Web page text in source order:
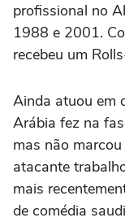
profissional no
1988 e 2001.
recebeu um
Ainda atuou em
Arábia fez na
mas não
atacante
mais
de comédia